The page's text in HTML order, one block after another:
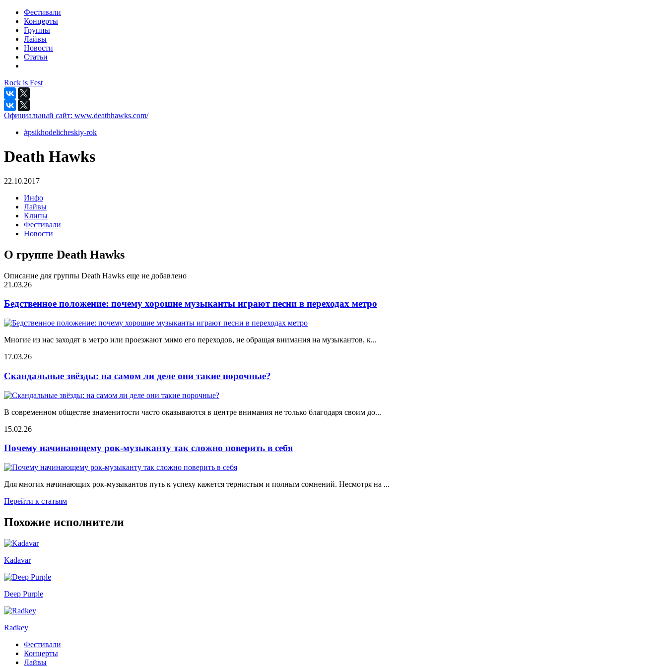
Фестивали
Концерты
Группы
Лайвы
Новости
Статьи
Rock is Fest
Официальный сайт: www.deathhawks.com/
#psikhodelicheskiy-rok
Death Hawks
22.10.2017
Инфо
Лайвы
Клипы
Фестивали
Новости
О группе Death Hawks
Описание для группы Death Hawks еще не добавлено
21.03.26
Бедственное положение: почему хорошие музыканты играют песни в переходах метро
Многие из нас заходят в метро или проезжают мимо его переходов, не обращая внимания на музыкантов, к...
17.03.26
Скандальные звёзды: на самом ли деле они такие порочные?
В современном обществе знаменитости часто оказываются в центре внимания не только благодаря своим до...
15.02.26
Почему начинающему рок-музыканту так сложно поверить в себя
Для многих начинающих рок-музыкантов путь к успеху кажется тернистым и полным сомнений. Несмотря на ...
Перейти к статьям
Похожие исполнители
Kadavar
Deep Purple
Radkey
Фестивали
Концерты
Лайвы